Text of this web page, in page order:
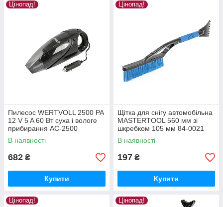
Цінопад!
Пилесос WERTVOLL 2500 PA
12 V 5 A 60 Вт суха і вологе
прибирання AC-2500
В наявності
682 ₴
Купити
Цінопад!
Щітка для снігу автомобільна
MASTERTOOL 560 мм зі
шкребком 105 мм 84-0021
В наявності
197 ₴
Купити
Цінопад! Цінопад!